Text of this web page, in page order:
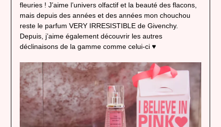
fleuries ! J’aime l’univers olfactif et la beauté des flacons,
mais depuis des années et des années mon chouchou
reste le parfum VERY IRRESISTIBLE de Givenchy.
Depuis, j’aime également découvrir les autres
déclinaisons de la gamme comme celui-ci ♥